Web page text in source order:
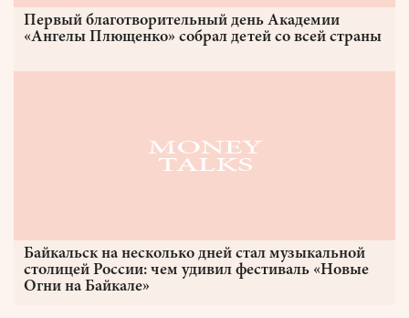
Первый благотворительный день Академии
«Ангелы Плющенко» собрал детей со всей страны
Байкальск на несколько дней стал музыкальной
столицей России: чем удивил фестиваль «Новые
Огни на Байкале»